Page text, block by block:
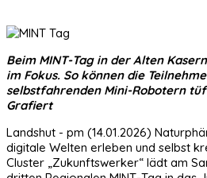
Beim MINT-Tag in der Alten
im Fokus. So können die
selbstfahrenden Mini-Robotern
Grafiert
Landshut - pm (14.01.2026)
digitale Welten erleben und selbst
Cluster „Zukunftswerker“ lädt am